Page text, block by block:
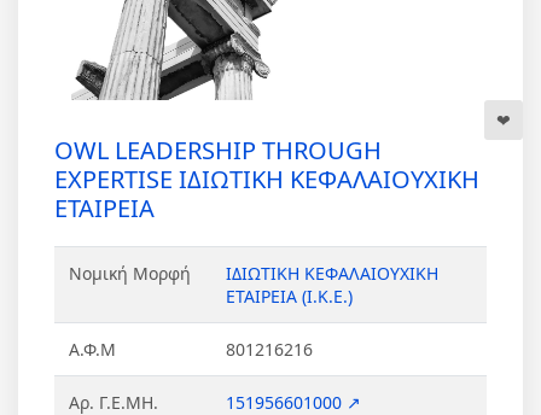
OWL LEADERSHIP THROUGH
EXPERTISE ΙΔΙΩΤΙΚΗ ΚΕΦΑΛΑΙΟΥΧΙΚΗ
ΕΤΑΙΡΕΙΑ
Νομική Μορφή
ΙΔΙΩΤΙΚΗ ΚΕΦΑΛΑΙΟΥΧΙΚΗ
ΕΤΑΙΡΕΙΑ (Ι.Κ.Ε.)
Α.Φ.Μ 801216216
Αρ. Γ.Ε.ΜΗ. 151956601000 ↗